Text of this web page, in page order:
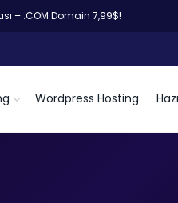
– .COM Domain 7,99$!
Wordpress Hosting